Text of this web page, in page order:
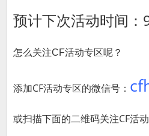
预计下次活动时间：
怎么关注CF活动专区呢？
添加CF活动专区的微信号：
或扫描下面的二维码关注CF活动